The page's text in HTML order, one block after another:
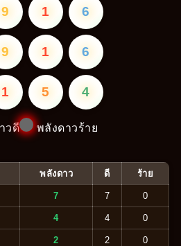
9 1 6
9 1 6
1 5 4
วดี พลังดาวร้าย
พลังดาว ดี ร้าย
7 7 0
4 4 0
2 2 0